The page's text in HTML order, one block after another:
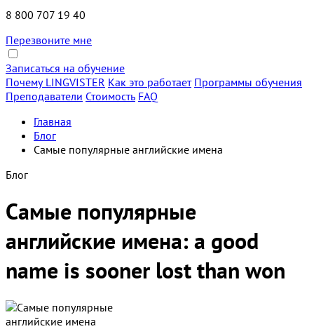
8 800 707 19 40
Перезвоните мне
Записаться на обучение
Почему LINGVISTER Как это работает Программы обучения
Преподаватели Стоимость FAQ
Главная
Блог
Самые популярные английские имена
Блог
Самые популярные
английские имена: a good
name is sooner lost than won